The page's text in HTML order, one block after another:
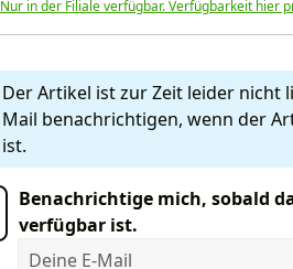
Nur in der Filiale verfügbar. Verfügbarkeit hier
Der Artikel ist zur Zeit leider nicht
Mail benachrichtigen, wenn der
ist.
Benachrichtige mich, sobald
verfügbar ist.
Deine E-Mail